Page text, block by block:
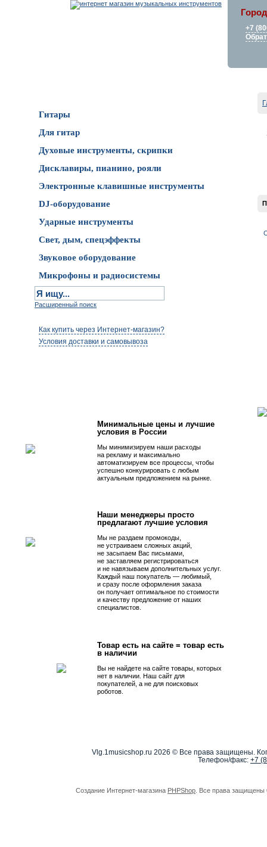
+7
Гитары
Для гитар
Духовые инструменты, скрипки
Дисклавиры, пианино, рояли
Электронные клавишные инструменты
DJ-оборудование
Ударные инструменты
Свет, дым, спецэффекты
Звуковое оборудование
Микрофоны и радиосистемы
Расширенный поиск
Как купить через Интернет-магазин?
Условия доставки и самовывоза
Минимальные цены и лучшие
условия в России
Мы минимизируем наши расходы
на рекламу и максимально
автоматизируем все процессы, чтобы
успешно конкурировать с любым
актуальным предложением на рынке.
Наши менеджеры просто
предлагают лучшие условия
Мы не раздаем промокоды,
не устраиваем сложных акций,
не засыпаем Вас письмами,
не заставляем регистрироваться
и не навязываем дополнительных услуг.
Каждый наш покупатель — любимый,
и сразу после оформления заказа
он получает оптимальное по стоимости
и качеству предложение от наших
специалистов.
Товар есть на сайте = товар есть
в наличии
Вы не найдете на сайте товары, которых
нет в наличии. Наш сайт для
покупателей, а не для поисковых
роботов.
Vlg.1musicshop.ru 2026 © Все права защищены.
Телефон/факс: +7
Создание Интернет-магазина PHPShop . Все права защищены